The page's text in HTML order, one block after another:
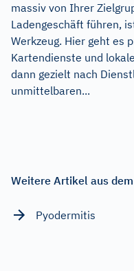
massiv von Ihrer
Ladengeschäft führen,
Werkzeug. Hier geht es
Kartendienste und
dann gezielt nach
unmittelbaren...
Weitere Artikel aus
Pyodermitis